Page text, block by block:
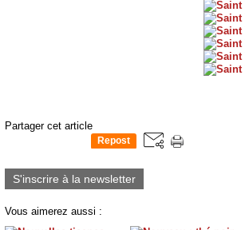
Partager cet article
Repost
S'inscrire à la newsletter
Vous aimerez aussi :